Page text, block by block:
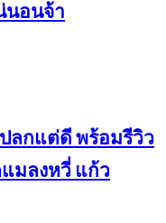
นอนจ้า
ลกแต่ดี พร้อมรีวิว
มลงหวี่ แก้ว